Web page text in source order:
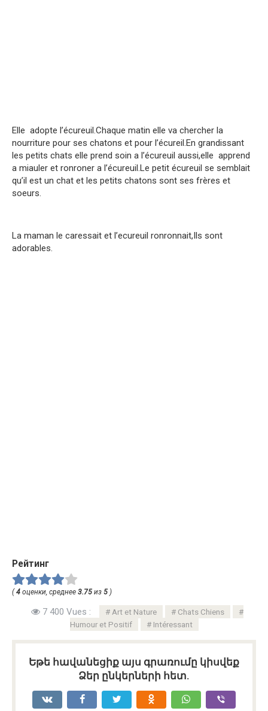
Elle adopte l’écureuil.Chaque matin elle va chercher la
nourriture pour ses chatons et pour l’écureil.En grandissant
les petits chats elle prend soin a l’écureuil aussi,elle apprend
a miauler et ronroner a l’écureuil.Le petit écureuil se semblait
qu’il est un chat et les petits chatons sont ses frères et
soeurs.
La maman le caressait et l’ecureuil ronronnait,Ils sont
adorables.
Рейтинг
(4 оценки, среднее 3.75 из 5 )
7 400 Vues : Art et Nature
Chats Chiens
Humour et Positif
Intéressant
Եթե հավանեցիք այս գրառումը կիսվեք
Ձեր ընկերների հետ.